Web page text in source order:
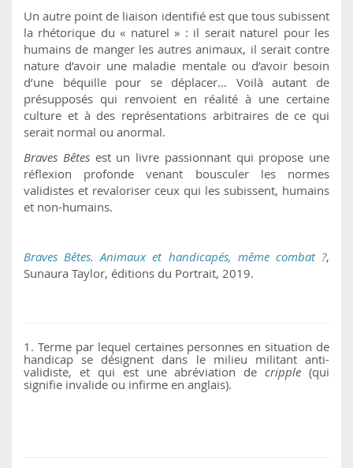
Un autre point de liaison identifié est que tous subissent
la rhétorique du « naturel » : il serait naturel pour les
humains de manger les autres animaux, il serait contre
nature d’avoir une maladie mentale ou d’avoir besoin
d’une béquille pour se déplacer… Voilà autant de
présupposés qui renvoient en réalité à une certaine
culture et à des représentations arbitraires de ce qui
serait normal ou anormal.
Braves Bêtesest un livre passionnant qui propose une
réflexion profonde venant bousculer les normes
validistes et revaloriser ceux qui les subissent, humains
et non-humains.
Braves Bêtes. Animaux et handicapés, même combat ?,
Sunaura Taylor, éditions du Portrait, 2019.
1. Terme par lequel certaines personnes en situation de
handicap se désignent dans le milieu militant anti-
validiste, et qui est une abréviation decripple (qui
signifie invalide ou infirme en anglais).